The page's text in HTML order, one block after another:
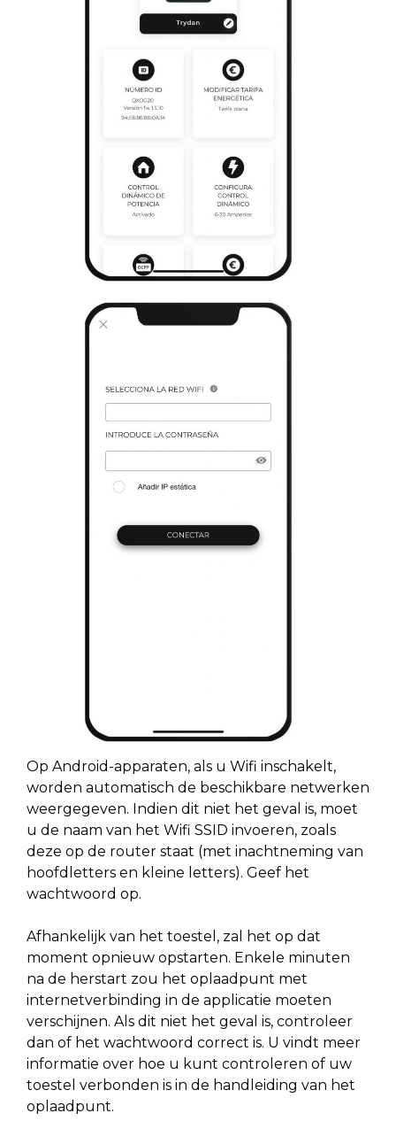
Op Android-apparaten, als u Wifi inschakelt,
worden automatisch de beschikbare netwerken
weergegeven. Indien dit niet het geval is, moet
u de naam van het Wifi SSID invoeren, zoals
deze op de router staat (met inachtneming van
hoofdletters en kleine letters). Geef het
wachtwoord op.
Afhankelijk van het toestel, zal het op dat
moment opnieuw opstarten. Enkele minuten
na de herstart zou het oplaadpunt met
internetverbinding in de applicatie moeten
verschijnen. Als dit niet het geval is, controleer
dan of het wachtwoord correct is. U vindt meer
informatie over hoe u kunt controleren of uw
toestel verbonden is in de handleiding van het
oplaadpunt.